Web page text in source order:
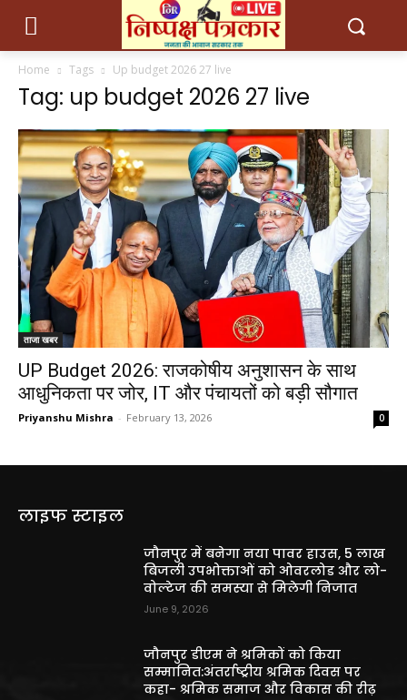
Home Tags Up budget 2026 27 live
Tag: up budget 2026 27 live
ताजा खबर
UP Budget 2026: राजकोषीय अनुशासन के साथ
आधुनिकता पर जोर, IT और पंचायतों को बड़ी सौगात
Priyanshu Mishra - February 13, 2026 0
लाइफ स्टाइल
जौनपुर में बनेगा नया पावर हाउस, 5 लाख
बिजली उपभोक्ताओं को ओवरलोड और लो-
वोल्टेज की समस्या से मिलेगी निजात
June 9, 2026
जौनपुर डीएम ने श्रमिकों को किया
सम्मानित:अंतर्राष्ट्रीय श्रमिक दिवस पर
कहा- श्रमिक समाज और विकास की रीढ़